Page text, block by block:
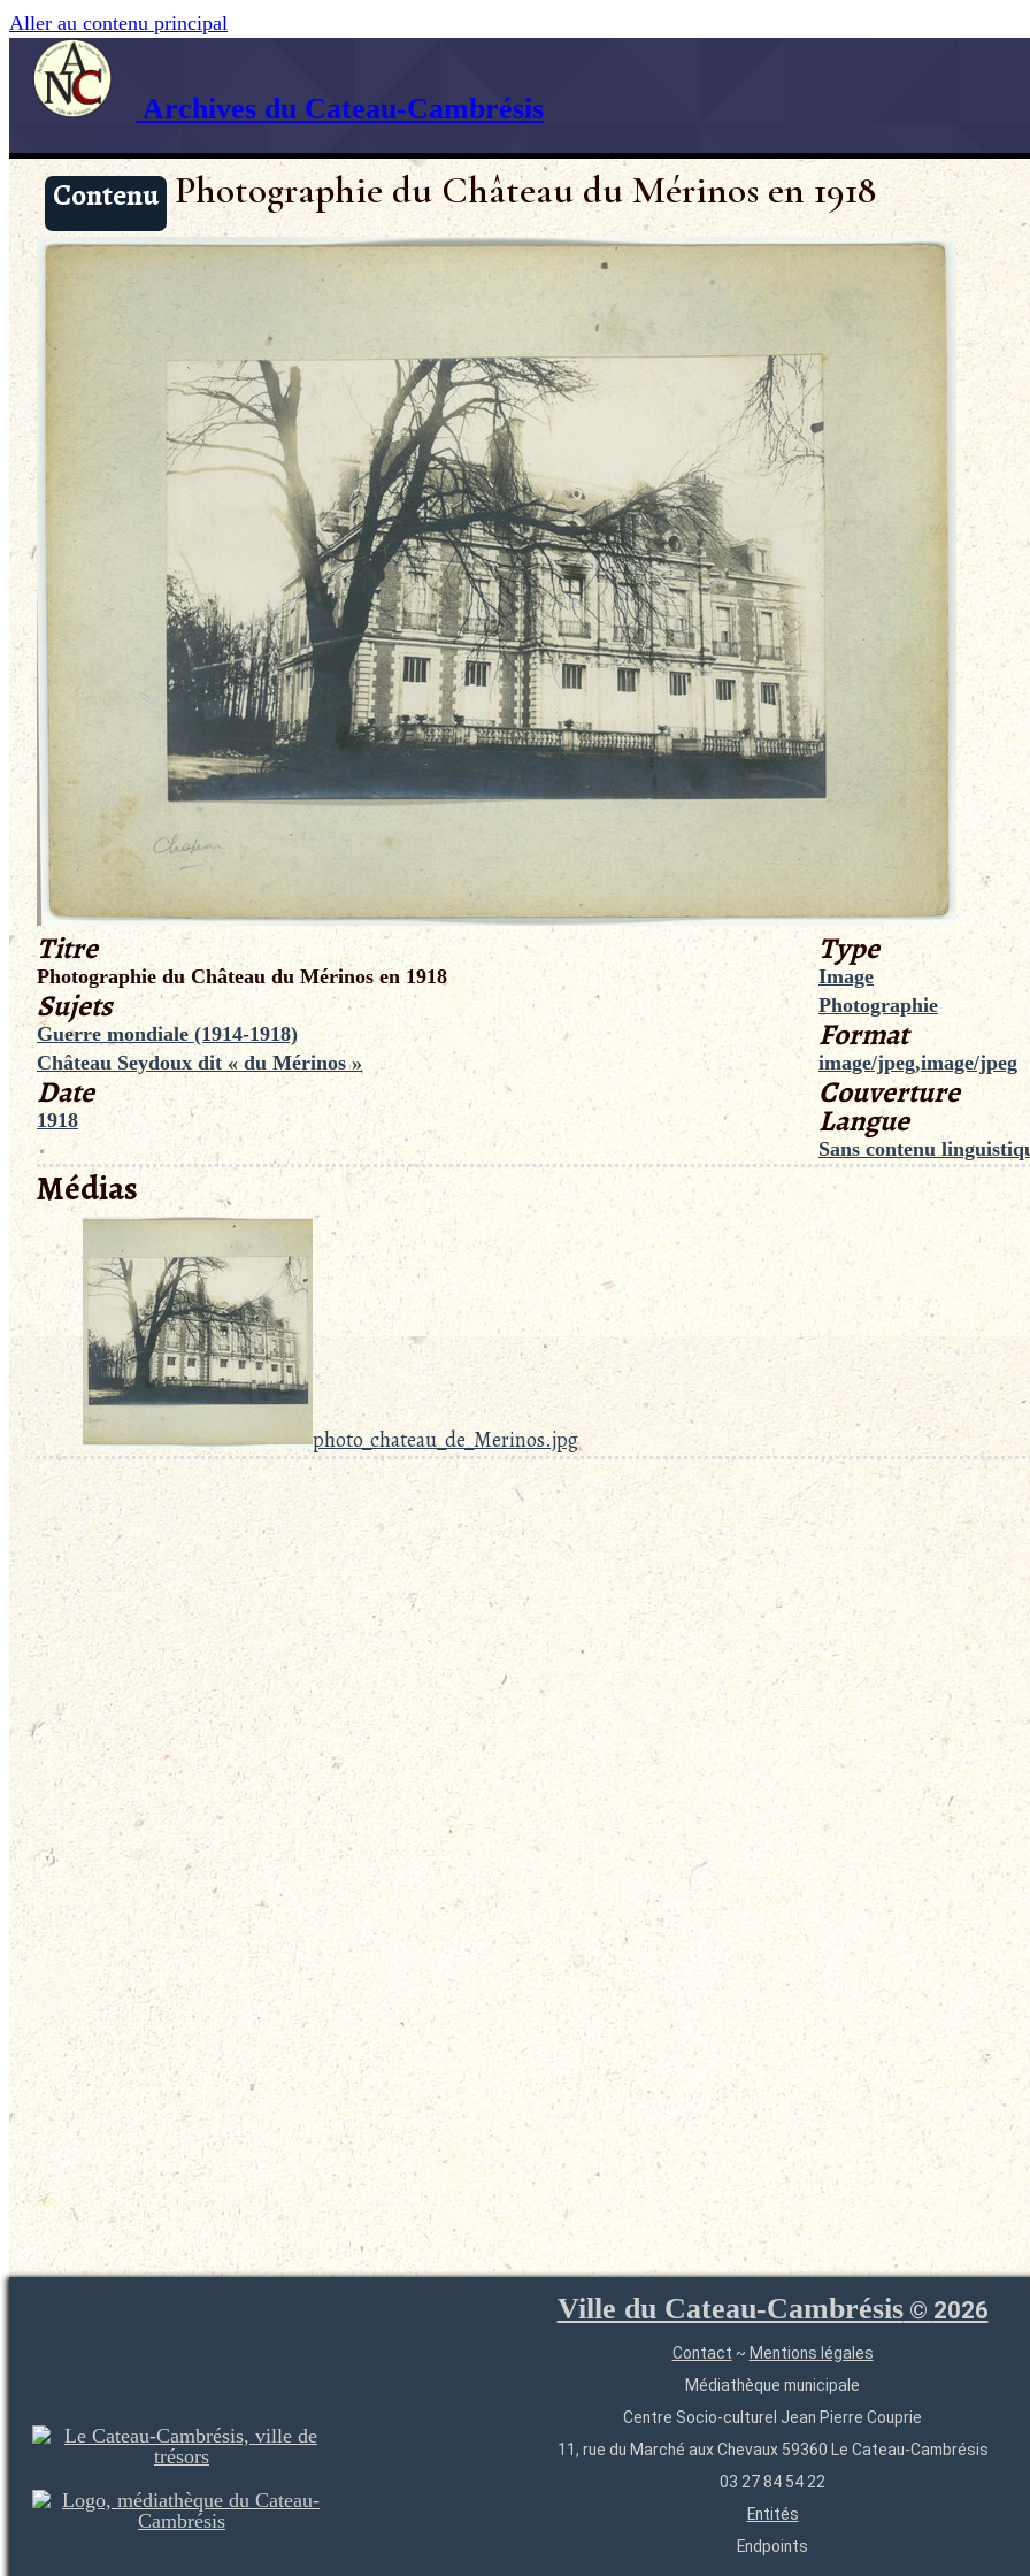
Aller au contenu principal
Archives du Cateau-Cambrésis
Contenu Photographie du Château du Mérinos en 1918
Titre
Photographie du Château du Mérinos en 1918
Sujets
Guerre mondiale (1914-1918)
Château Seydoux dit « du Mérinos »
Date
1918
Type
Image
Photographie
Format
image/jpeg,image/jpeg
Couverture
Langue
Sans contenu
Médias
photo_chateau_de_Merinos.jpg
Ville du Cateau-Cambrésis© 2026
Contact ~ Mentions légales
Médiathèque municipale
Centre Socio-culturel Jean Pierre Couprie
11, rue du Marché aux Chevaux 59360 Le Cateau-Cambrésis
03 27 84 54 22
Entités
Endpoints